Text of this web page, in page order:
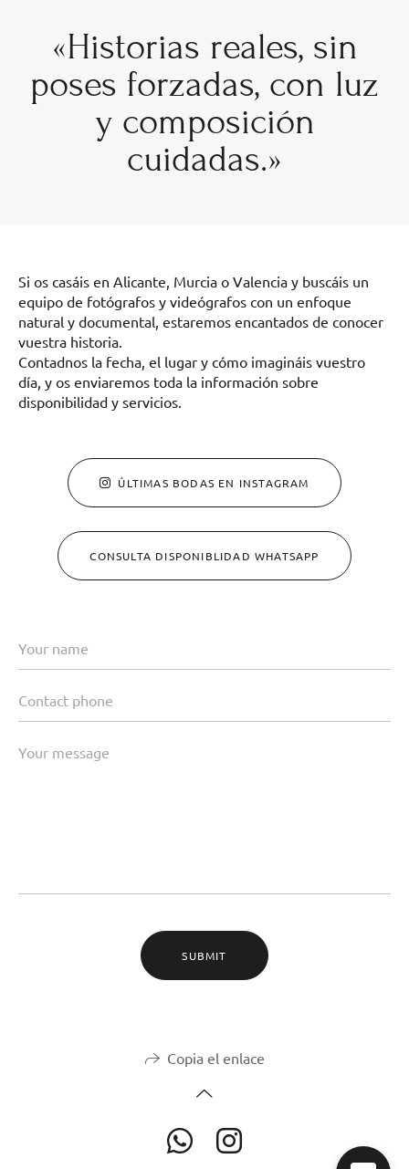
«Historias reales, sin
poses forzadas, con luz
y composición
cuidadas.»
Si os casáis en Alicante, Murcia o Valencia y buscáis un
equipo de fotógrafos y videógrafos con un enfoque
natural y documental, estaremos encantados de conocer
vuestra historia.
Contadnos la fecha, el lugar y cómo imagináis vuestro
día, y os enviaremos toda la información sobre
disponibilidad y servicios.
ÚLTIMAS BODAS EN INSTAGRAM
CONSULTA DISPONIBLIDAD WHATSAPP
SUBMIT
Copia el enlace